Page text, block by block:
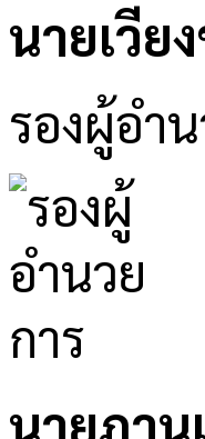
นายเวีย
รองผู้อำ
นายภา